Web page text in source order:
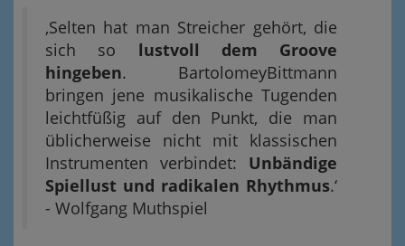
‚Selten hat man Streicher gehört, die
sich so lustvoll dem Groove
hingeben. BartolomeyBittmann
bringen jene musikalische Tugenden
leichtfüßig auf den Punkt, die man
üblicherweise nicht mit klassischen
Instrumenten verbindet: Unbändige
Spiellust und radikalen Rhythmus.‘
- Wolfgang Muthspiel